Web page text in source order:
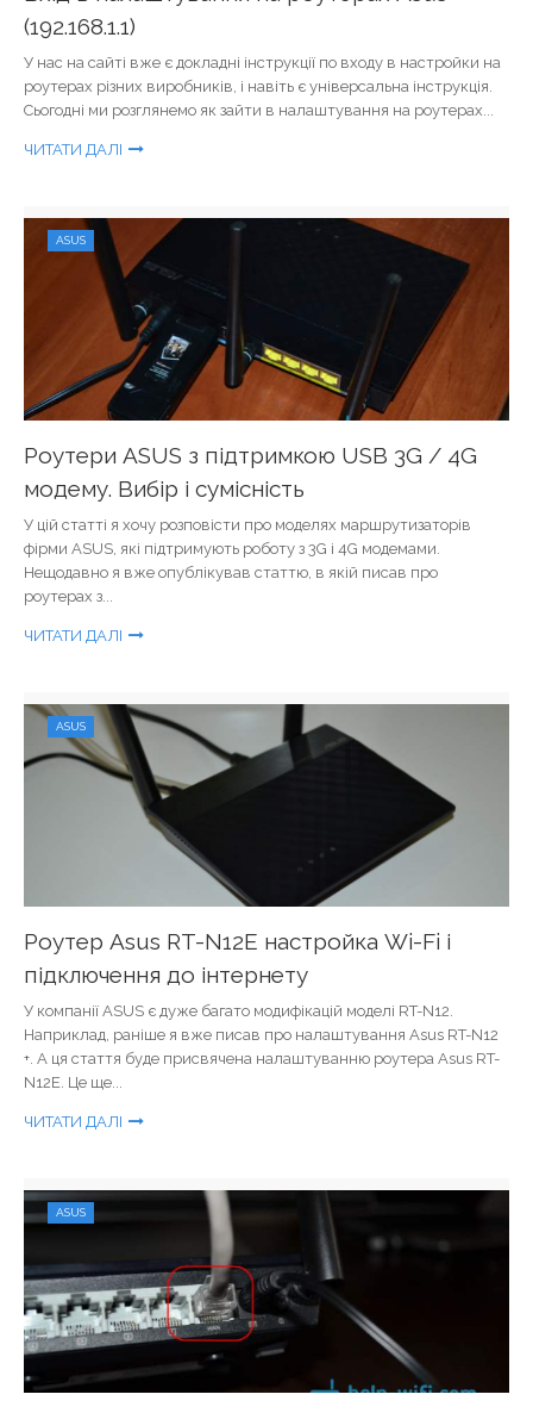
(192.168.1.1)
У нас на сайті вже є докладні інструкції по входу в настройки на
роутерах різних виробників, і навіть є універсальна інструкція.
Сьогодні ми розглянемо як зайти в налаштування на роутерах...
ЧИТАТИ ДАЛІ
ASUS
Роутери ASUS з підтримкою USB 3G / 4G
модему. Вибір і сумісність
У цій статті я хочу розповісти про моделях маршрутизаторів
фірми ASUS, які підтримують роботу з 3G і 4G модемами.
Нещодавно я вже опублікував статтю, в якій писав про
роутерах з...
ЧИТАТИ ДАЛІ
ASUS
Роутер Asus RT-N12E настройка Wi-Fi і
підключення до інтернету
У компанії ASUS є дуже багато модифікацій моделі RT-N12.
Наприклад, раніше я вже писав про налаштування Asus RT-N12
+. А ця стаття буде присвячена налаштуванню роутера Asus RT-
N12E. Це ще...
ЧИТАТИ ДАЛІ
ASUS